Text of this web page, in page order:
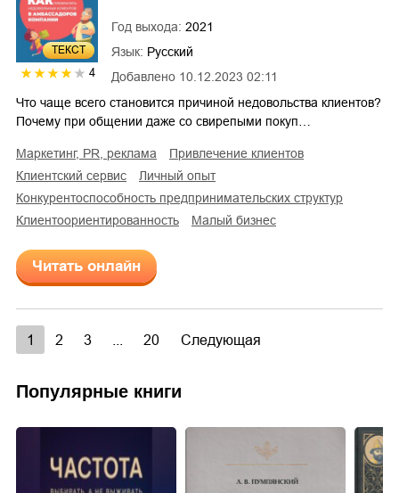
ТЕКСТ
4 Добавлено 10.12.2023 02:11
Год выхода: 2021
Язык: Русский
Что чаще всего становится причиной недовольства клиентов?
Почему при общении даже со свирепыми покуп…
маркетинг, PR, реклама
привлечение клиентов
клиентский сервис
личный опыт
конкурентоспособность предпринимательских структур
клиентоориентированность
малый бизнес
Читать онлайн
1 2 3 20 Следующая
Популярные книги